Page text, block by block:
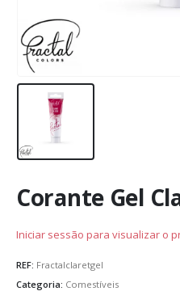
Corante Gel
Iniciar sessão para visualizar o
REF: Fractalclaretgel
Categoria: Comestíveis